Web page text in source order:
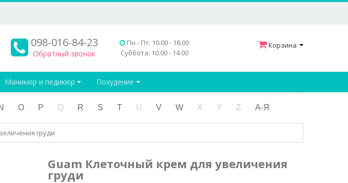
098-016-84-23
Обратный звонок
Пн - Пт: 10.00 - 18.00
Суббота: 10.00 - 14.00
Корзина
Маникюр и педикюр Похудение
O P Q R S T U V W X Y Z А-Я
груди
Guam Клеточный крем для увеличения
груди